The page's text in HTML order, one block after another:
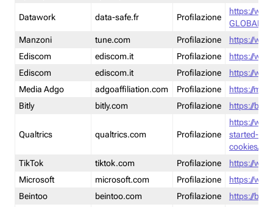
Datawork data-safe.fr Profilazione
https://
GLOBAL-
Manzoni
tune.com Profilazione
https://
Ediscom
ediscom.it Profilazione
https://
Ediscom
ediscom.it Profilazione
https://
Media Adgo
adgoaffiliation.com Profilazione
https://
Bitly
bitly.com Profilazione https://
Qualtrics qualtrics.com Profilazione
https://
started-
cookies/
TikTok
tiktok.com Profilazione
https://
Microsoft
microsoft.com Profilazione
https://
Beintoo
beintoo.com Profilazione
https://